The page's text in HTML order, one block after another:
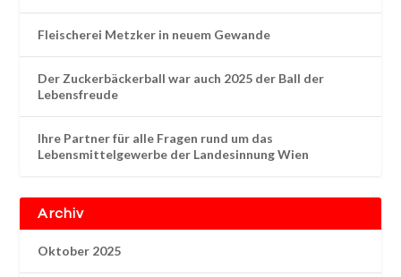
Fleischerei Metzker in neuem Gewande
Der Zuckerbäckerball war auch 2025 der Ball der
Lebensfreude
Ihre Partner für alle Fragen rund um das
Lebensmittelgewerbe der Landesinnung Wien
Archiv
Oktober 2025